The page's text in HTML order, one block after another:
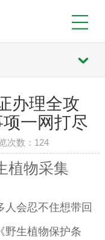
办理全攻
一网打尽
次数：124
植物采集
人会忍不住想带回
野生植物保护条